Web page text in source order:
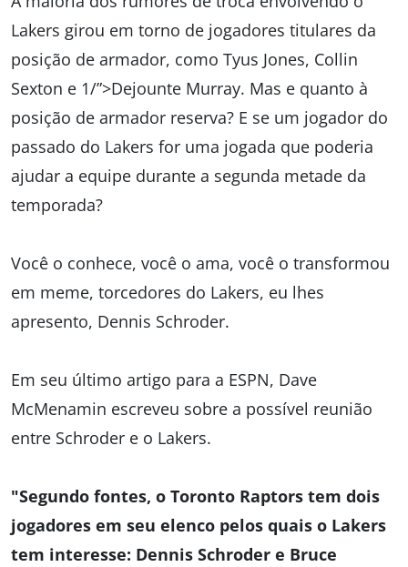
Lakers girou em torno de jogadores titulares da
posição de armador, como Tyus Jones, Collin
Sexton e 1/”>Dejounte Murray. Mas e quanto à
posição de armador reserva? E se um jogador do
passado do Lakers for uma jogada que poderia
ajudar a equipe durante a segunda metade da
temporada?
Você o conhece, você o ama, você o transformou
em meme, torcedores do Lakers, eu lhes
apresento, Dennis Schroder.
Em seu último artigo para a ESPN, Dave
McMenamin escreveu sobre a possível reunião
entre Schroder e o Lakers.
"Segundo fontes, o Toronto Raptors tem dois
jogadores em seu elenco pelos quais o Lakers
tem interesse: Dennis Schroder e Bruce